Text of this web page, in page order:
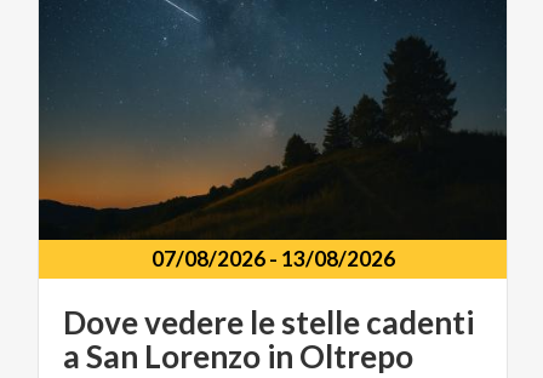
07/08/2026- 13/08/2026
Dove vedere le stelle cadenti
a San Lorenzo in Oltrepo